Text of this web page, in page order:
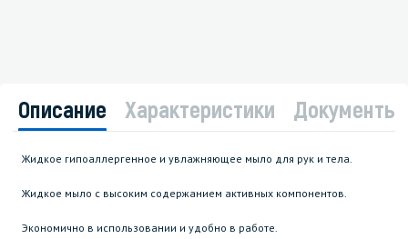
Описание Характеристики Документы
Жидкое гипоаллергенное и увлажняющее мыло для рук и тела.
Жидкое мыло с высоким содержанием активных компонентов.
Экономично в использовании и удобно в работе.